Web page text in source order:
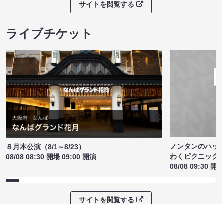
サイトを閲覧する
ライブチケット
８月本公演（8/1～8/23）
08/08 08:30 開場 09:00 開演
ノンタンのハッ
わくピクニック
08/08 09:30 開
サイトを閲覧する